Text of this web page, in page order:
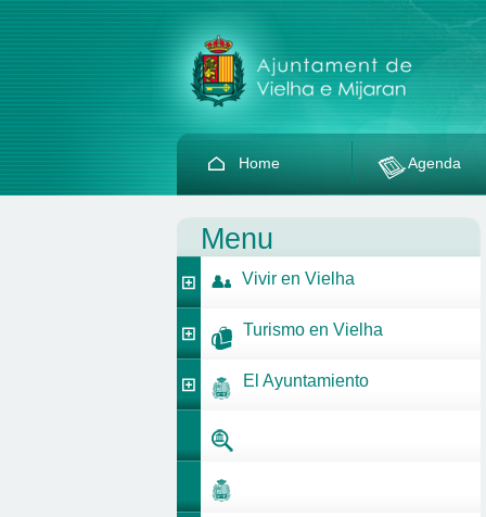
Home Agenda
Menu
Vivir en Vielha
Turismo en Vielha
El Ayuntamiento